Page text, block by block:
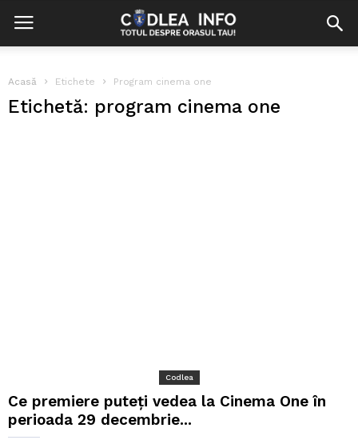
Acasă Etichete Program cinema one
Etichetă: program cinema one
Codlea
Ce premiere puteți vedea la Cinema One în
perioada 29 decembrie...